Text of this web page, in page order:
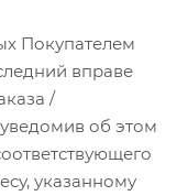
Покупателем
вправе
/
об этом
указанному